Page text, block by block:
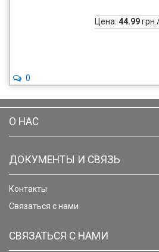
Цена: 44.99
0
О НАС
ДОКУМЕНТЫ И СВЯЗЬ
Контакты
Связаться с нами
СВЯЗАТЬСЯ С НАМИ